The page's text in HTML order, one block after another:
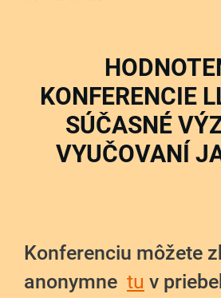
KONFERENCIE
SÚČASNÉ
VYUČOVANÍ
Konferenciu môžete
anonymne tu v